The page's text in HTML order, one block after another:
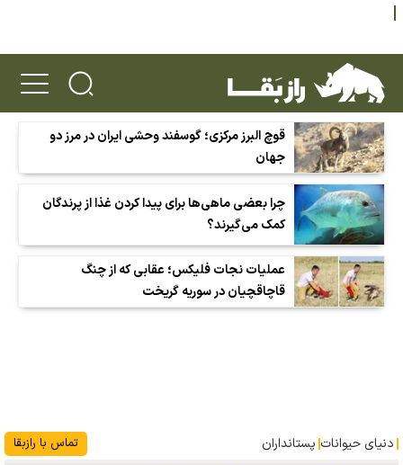
قوچ البرز مرکزی؛ گوسفند وحشی ایران در مرز دو
جهان
چرا بعضی ماهی‌ها برای پیدا کردن غذا از پرندگان
کمک می‌گیرند؟
عملیات نجات فلیکس؛ عقابی که از چنگ
قاچاقچیان در سوریه گریخت
دنیای حیوانات پستانداران تماس با رازبقا